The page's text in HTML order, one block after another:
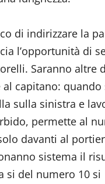
di indirizzare la
l’opportunità di
Saranno altre
capitano: quando
sulla sinistra e
permette al
davanti al
sistema il
si del numero 10 si